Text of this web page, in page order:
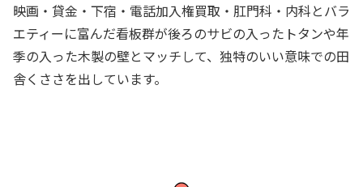
映画・貸金・下宿・電話加入権買取・肛門科・内科とバラ
エティーに富んだ看板群が後ろのサビの入ったトタンや年
季の入った木製の壁とマッチして、独特のいい意味での田
舎くささを出しています。